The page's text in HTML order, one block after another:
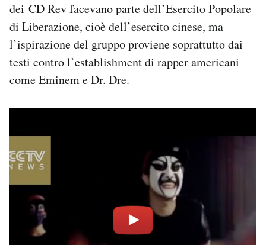
dei CD Rev facevano parte dell’Esercito Popolare
di Liberazione, cioè dell’esercito cinese, ma
l’ispirazione del gruppo proviene soprattutto dai
testi contro l’establishment di rapper americani
come Eminem e Dr. Dre.